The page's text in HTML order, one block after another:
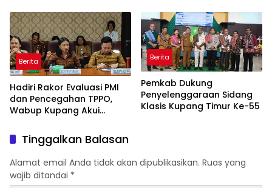
Berita
Hadiri Rakor Evaluasi PMI
dan Pencegahan TPPO,
Wabup Kupang Akui
Bermasalah
Berita
Pemkab Dukung
Penyelenggaraan Sidang
Klasis Kupang Timur Ke-55
Tinggalkan Balasan
Alamat email Anda tidak akan dipublikasikan. Ruas yang
wajib ditandai *